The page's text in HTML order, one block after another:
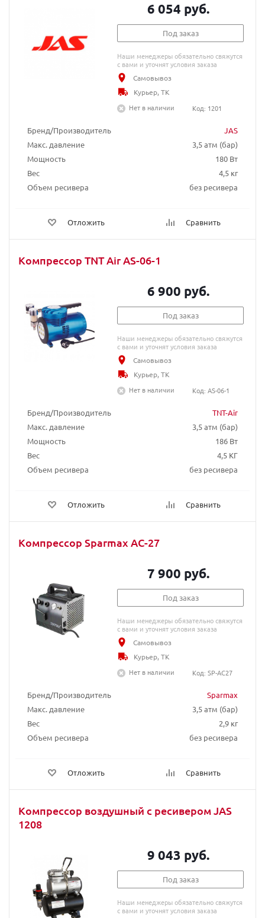
Бренд/Производитель
JAS
Макс. давление
3,5 атм (бар)
Мощность
180 Вт
Вес
4,5 кг
Объем ресивера
без ресивера
Отложить Сравнить
6 054 руб.
Под заказ
Наши менеджеры обязательно свяжутся
с вами и уточнят условия заказа
Самовывоз
Курьер, ТК
Нет в наличии
Код: 1201
Компрессор TNT Air AS-06-1
Бренд/Производитель
TNT-Air
Макс. давление
3,5 атм (бар)
Мощность
186 Вт
Вес
4,5 КГ
Объем ресивера
без ресивера
Отложить Сравнить
6 900 руб.
Под заказ
Наши менеджеры обязательно свяжутся
с вами и уточнят условия заказа
Самовывоз
Курьер, ТК
Нет в наличии
Код: AS-06-1
Компрессор Sparmax AC-27
Бренд/Производитель
Sparmax
Макс. давление
3,5 атм (бар)
Вес
2,9 кг
Объем ресивера
без ресивера
Отложить Сравнить
7 900 руб.
Под заказ
Наши менеджеры обязательно свяжутся
с вами и уточнят условия заказа
Самовывоз
Курьер, ТК
Нет в наличии
Код: SP-AC27
Компрессор воздушный с ресивером JAS
1208
9 043 руб.
Под заказ
Наши менеджеры обязательно свяжутся
с вами и уточнят условия заказа